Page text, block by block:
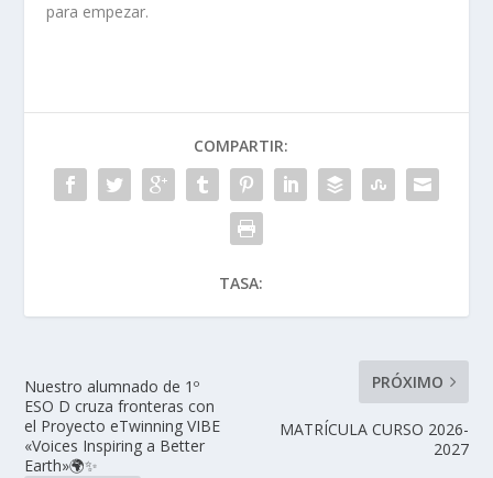
para empezar.
COMPARTIR:
TASA:
Nuestro alumnado de 1º
ESO D cruza fronteras con
el Proyecto eTwinning VIBE
«Voices Inspiring a Better
Earth»🌍✨
PRÓXIMO
MATRÍCULA CURSO 2026-
2027